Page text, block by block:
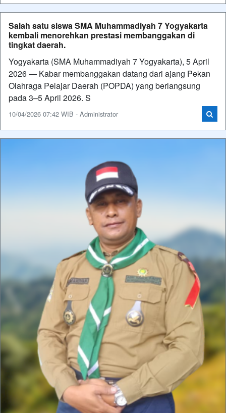
Salah satu siswa SMA Muhammadiyah 7 Yogyakarta
kembali menorehkan prestasi membanggakan di
tingkat daerah.
Yogyakarta (SMA Muhammadiyah 7 Yogyakarta), 5 April
2026 — Kabar membanggakan datang dari ajang Pekan
Olahraga Pelajar Daerah (POPDA) yang berlangsung
pada 3–5 April 2026. S
10/04/2026 07:42 WIB - Administrator